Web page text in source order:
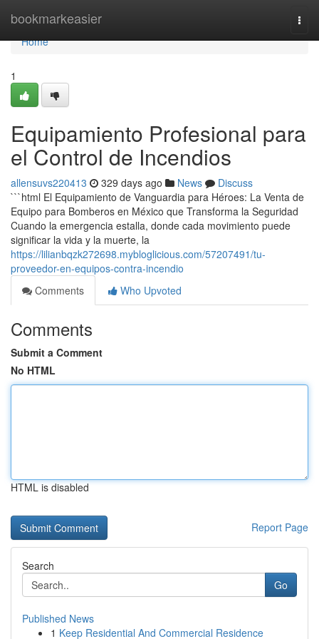
bookmarkeasier
Home
Home
1
Equipamiento Profesional para
el Control de Incendios
allensuvs220413 329 days ago News
Discuss
```html El Equipamiento de Vanguardia para Héroes: La Venta de
Equipo para Bomberos en México que Transforma la Seguridad
Cuando la emergencia estalla, donde cada movimiento puede
significar la vida y la muerte, la
https://lilianbqzk272698.mybloglicious.com/57207491/tu-
proveedor-en-equipos-contra-incendio
Comments
Who Upvoted
Comments
Submit a Comment
No HTML
HTML is disabled
Report Page
Search
Go
Published News
1 Keep Residential And Commercial Residence